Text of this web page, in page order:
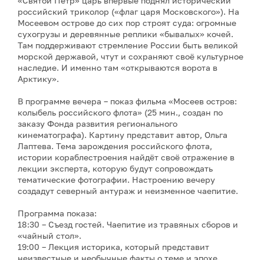
российский триколор («флаг царя Московского»). На
Мосеевом острове до сих пор строят суда: огромные
сухогрузы и деревянные реплики «бывалых» кочей.
Там поддерживают стремление России быть великой
морской державой, чтут и сохраняют своё культурное
наследие. И именно там «открываются ворота в
Арктику».
В программе вечера – показ фильма «Мосеев остров:
колыбель российского флота» (25 мин., создан по
заказу Фонда развития регионального
кинематографа). Картину представит автор, Ольга
Лаптева. Тема зарождения российского флота,
истории кораблестроения найдёт своё отражение в
лекции эксперта, которую будут сопровождать
тематические фотографии. Настроению вечеру
создадут северный антураж и неизменное чаепитие.
Программа показа:
18:30 – Съезд гостей. Чаепитие из травяных сборов и
«чайный стол».
19:00 – Лекция историка, который представит